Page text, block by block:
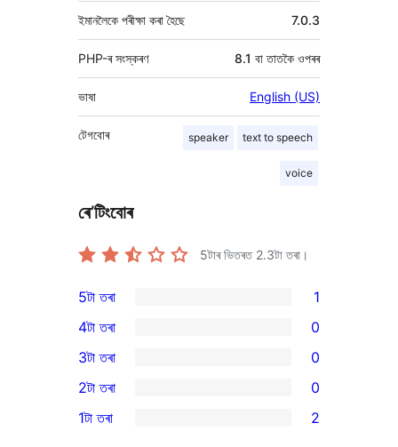
ইমানলৈকে পৰীক্ষা কৰা হৈছে 7.0.3
PHP-ৰ সংস্কৰণ 8.1 বা তাতকৈ ওপৰৰ
ভাষা English (US)
speaker text to speech
voice
টেগবোৰ
ৰে’টিংবোৰ
5টাৰ ভিতৰত 2.3টা তৰা।
1
5-
star
review
5টা তৰা 1
4-
star
reviews
4টা তৰা 0
0
3-
star
3টা তৰা 0
2-
2টা তৰা 0
1টা তৰা 2